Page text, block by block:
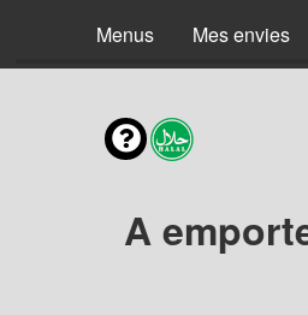
Menus Mes envies
A